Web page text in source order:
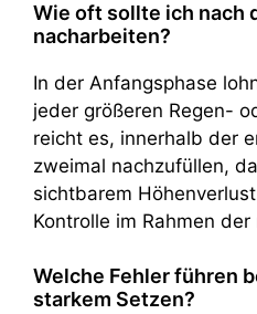
Wie oft sollte ich nach
nacharbeiten?
In der Anfangsphase
jeder größeren Regen-
reicht es, innerhalb der
zweimal nachzufüllen,
sichtbarem
Kontrolle im Rahmen
Welche Fehler führen
starkem Setzen?